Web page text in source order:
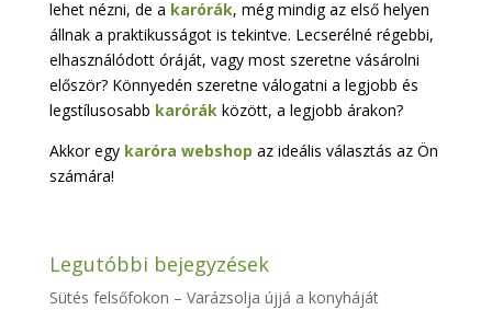
lehet nézni, de a karórák, még mindig az első helyen
állnak a praktikusságot is tekintve. Lecserélné régebbi,
elhasználódott óráját, vagy most szeretne vásárolni
először? Könnyedén szeretne válogatni a legjobb és
legstílusosabb karórákközött, a legjobb árakon?
Akkor egy karóra webshop az ideális választás az Ön
számára!
Legutóbbi bejegyzések
Sütés felsőfokon – Varázsolja újjá a konyháját